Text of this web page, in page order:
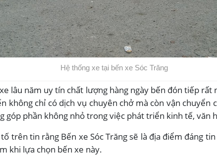
Hệ thống xe tại bến xe Sóc Trăng
lâu năm uy tín chất lượng hàng ngày bến đón tiếp rất
không chỉ có dịch vụ chuyên chở mà còn vận chuyển
góp phần không nhỏ trong việc phát triển kinh tế, văn
trên tin rằng Bến xe Sóc Trăng sẽ là địa điểm đáng
khi lựa chọn bến xe này.